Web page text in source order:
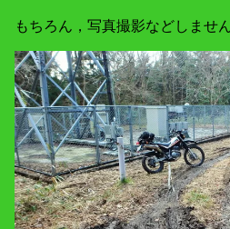
もちろん，写真撮影などしません